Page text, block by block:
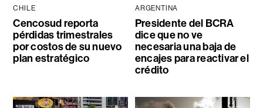
CHILE
Cencosud reporta
pérdidas trimestrales
por costos de su nuevo
plan estratégico
ARGENTINA
Presidente del BCRA
dice que no ve
necesaria una baja de
encajes para reactivar el
crédito